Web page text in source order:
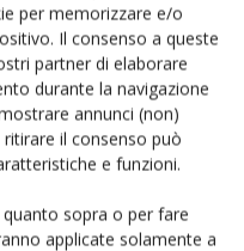
per memorizzare e/o
Il consenso a queste
partner di elaborare
durante la navigazione
annunci (non)
il consenso può
e funzioni.
sopra o per fare
applicate solamente a
è molto cambiato,
Le grandi
e sono rimate
molto interessanti
una fase di
esiste ancora un certo
assicurate buoni sbocchi